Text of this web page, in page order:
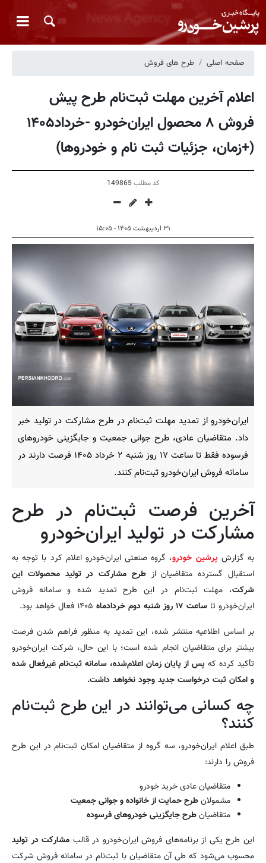
صفحه اصلی طرح های فروش
اعلام آخرین مهلت ثبت‌نام طرح پیش
فروش ۸ محصول ایران‌خودرو -خرداد۱۴۰۵
(+زمان، جزئیات ثبت نام و خودروها)
کد مطلب149865
۳۱ اردیبهشت ۱۴۰۵ - ۱۵:۰۵
ایران‌خودرو از تمدید مهلت ثبت‌نام در طرح مشارکت در تولید خبر
داد. متقاضیان عادی، طرح جوانی جمعیت و جایگزینی خودروهای
فرسوده فقط تا ساعت ۱۷ روز شنبه ۲ خرداد ۱۴۰۵ فرصت دارند در
سامانه فروش ایران‌خودرو ثبت‌نام کنند.
آخرین فرصت ثبت‌نام در طرح
مشارکت در تولید ایران‌خودرو
به گزارشپرشین خودرو، گروه صنعتی ایران‌خودرو اعلام کرد با توجه به
استقبال گسترده متقاضیان ازطرح مشارکت در تولید محصولات این
شرکت، مهلت ثبت‌نام در این طرح تمدید شده و سامانه فروش
ایران‌خودرو تا ساعت ۱۷ روز شنبه دوم خردادماه
بر اساس اطلاعیه منتشر شده، این تمدید به منظور فراهم شدن فرصت
بیشتر برای متقاضیان انجام شده است؛ با این حال، شرکت ایران‌خودرو
تأکید کرده که پس از پایان زمان اعلام‌شده، سامانه ثبت‌نام غیرفعال شده
و امکان ثبت درخواست جدید وجود نخواهد داشت.
چه کسانی می‌توانند در این طرح ثبت‌نام
کنند؟
طبق اعلام ایران‌خودرو، سه گروه از متقاضیان امکان ثبت‌نام در این طرح
فروش را دارند:
متقاضیان عادی خرید خودرو
مشمولانطرح حمایت از خانواده و جوانی جمعیت
متقاضیانطرح جایگزینی خودروهای فرسوده
این طرح یکی از برنامه‌های فروش ایران‌خودرو در قالب مشارکت در تولید
محسوب می‌شود که طی آن متقاضیان با ثبت‌نام در سامانه فروش شرکت